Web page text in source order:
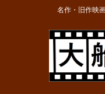
名作・旧作映